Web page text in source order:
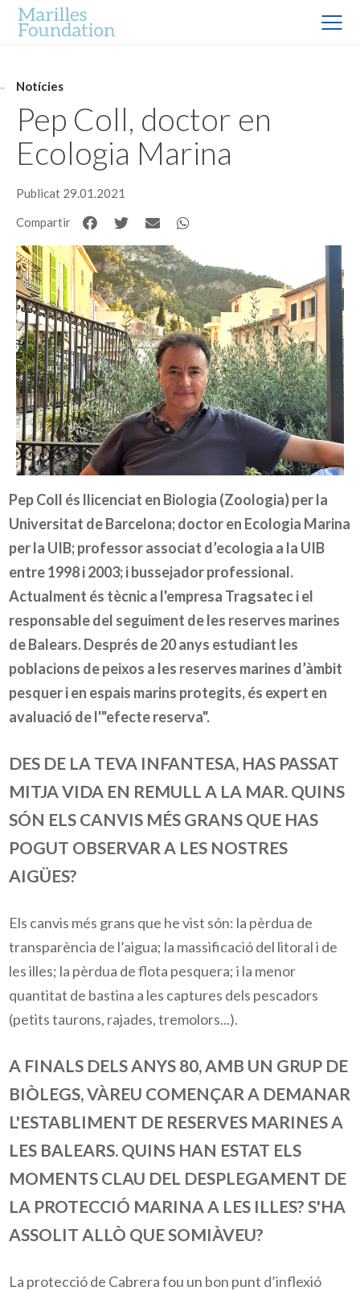
Notícies
Pep Coll, doctor en
Ecologia Marina
Publicat 29.01.2021
Compartir
Pep Coll és llicenciat en Biologia (Zoologia) per la
Universitat de Barcelona; doctor en Ecologia Marina
per la UIB; professor associat d’ecologia a la UIB
entre 1998 i 2003; i bussejador professional.
Actualment és tècnic a l'empresa Tragsatec i el
responsable del seguiment de les reserves marines
de Balears. Després de 20 anys estudiant les
poblacions de peixos a les reserves marines d’àmbit
pesquer i en espais marins protegits, és expert en
avaluació de l'"efecte reserva".
DES DE LA TEVA INFANTESA, HAS PASSAT
MITJA VIDA EN REMULL A LA MAR. QUINS
SÓN ELS CANVIS MÉS GRANS QUE HAS
POGUT OBSERVAR A LES NOSTRES
AIGÜES?
Els canvis més grans que he vist són: la pèrdua de
transparència de l’aigua; la massificació del litoral i de
les illes; la pèrdua de flota pesquera; i la menor
quantitat de bastina a les captures dels pescadors
(petits taurons, rajades, tremolors...).
A FINALS DELS ANYS 80, AMB UN GRUP DE
BIÒLEGS, VÀREU COMENÇAR A DEMANAR
L'ESTABLIMENT DE RESERVES MARINES A
LES BALEARS. QUINS HAN ESTAT ELS
MOMENTS CLAU DEL DESPLEGAMENT DE
LA PROTECCIÓ MARINA A LES ILLES? S'HA
ASSOLIT ALLÒ QUE SOMIÀVEU?
La protecció de Cabrera fou un bon punt d’inflexió